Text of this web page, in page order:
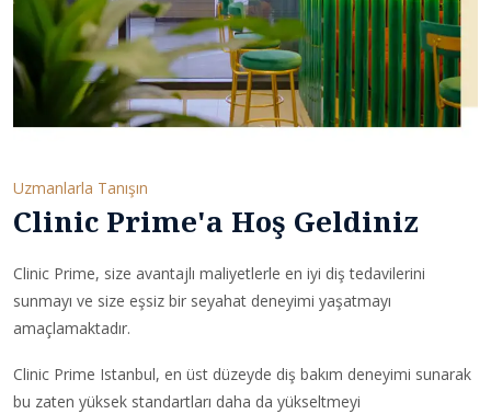
Uzmanlarla Tanışın
Clinic Prime'a Hoş Geldiniz
Clinic Prime, size avantajlı maliyetlerle en iyi diş tedavilerini
sunmayı ve size eşsiz bir seyahat deneyimi yaşatmayı
amaçlamaktadır.
Clinic Prime Istanbul, en üst düzeyde diş bakım deneyimi sunarak
bu zaten yüksek standartları daha da yükseltmeyi